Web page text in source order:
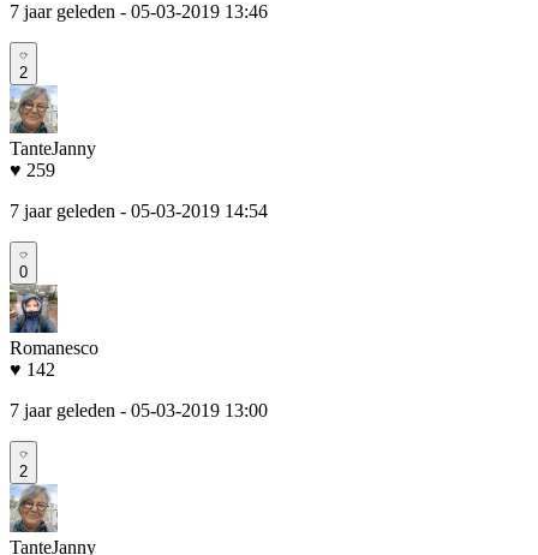
7 jaar geleden - 05-03-2019 13:46
2
TanteJanny
♥ 259
7 jaar geleden - 05-03-2019 14:54
0
Romanesco
♥ 142
7 jaar geleden - 05-03-2019 13:00
2
TanteJanny